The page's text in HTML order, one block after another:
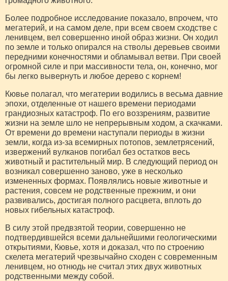
Более подробное исследование показало, впрочем, что
мегатерий, и на самом деле, при всем своем сход­стве с
ленивцем, вел совершенно иной образ жизни. Он ходил
по земле и только опирался на стволы де­ревьев своими
передними конечностями и обламывал ветви. При своей
огромной силе и при массивности тела, он, конечно, мог
бы легко вывернуть и любое дерево с корнем!
Кювье полагал, что мегатерии водились в весьма давние
эпохи, отделенные от нашего времени пери­одами
грандиозных катастроф. По его воззрениям, развитие
жизни на земле шло не непрерывным ходом, а скачками.
От времени до времени наступали пери­оды в жизни
земли, когда из-за всемирных потопов, землетрясений,
извержений вулканов погибал без остатков весь
животный и растительный мир. В следующий период он
возникал совершенно заново, уже в несколько
измененных формах. Появлялись новые животные и
растения, совсем не родственные прежним, и они
развивались, достигая полного расцвета, вплоть до
новых гибельных катастроф.
В силу этой предвзятой теории, совершенно не
подтвердившейся всеми дальнейшими геологическими
открытиями, Кювье, хотя и доказал, что по строению
скелета мегатерий чрезвычайно сходен с современным
ленивцем, но отнюдь не считал этих двух животных
родственными между собой.